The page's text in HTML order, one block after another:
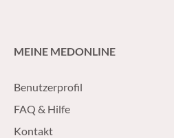
MEINE MEDONLINE
Benutzerprofil
FAQ & Hilfe
Kontakt